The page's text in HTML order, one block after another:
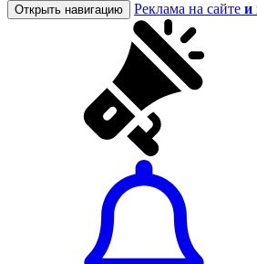
Открыть навигацию Реклама на сайте и